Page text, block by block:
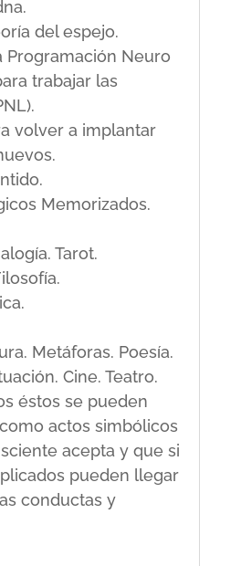
del espejo.
Programación Neuro
trabajar las
volver a implantar
Memorizados.
Tarot.
Metáforas. Poesía.
Cine. Teatro.
éstos se pueden
actos simbólicos
acepta y que si
pueden llegar
conductas y